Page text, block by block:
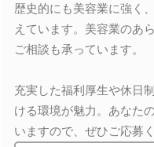
歴史的にも美容業に強く
えています。美容業のあ
ご相談も承っています。
充実した福利厚生や休日
ける環境が魅力。あなた
いますので、ぜひご応募く